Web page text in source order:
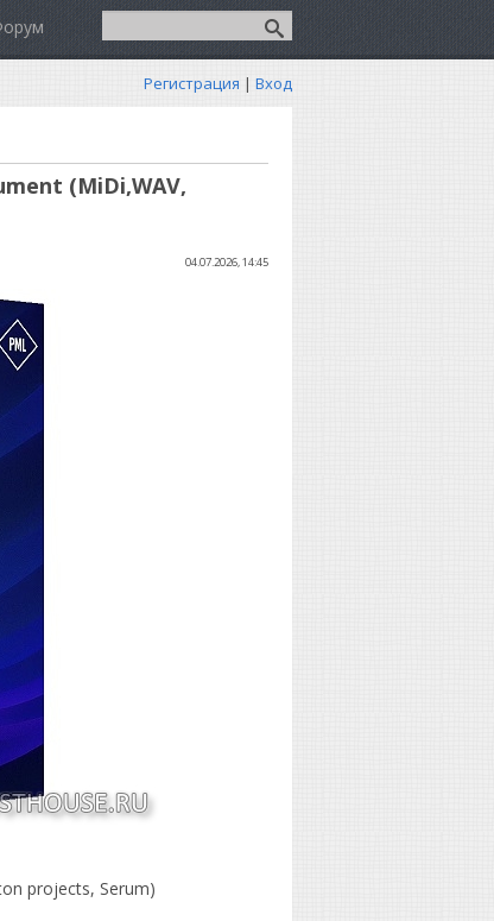
Регистрация | Вход
(MiDi,WAV,
04.07.2026, 14:45
projects, Serum)